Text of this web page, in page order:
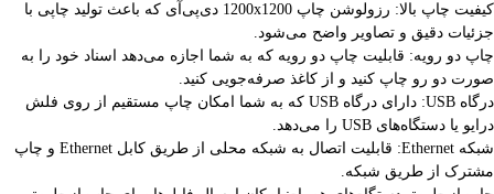
کیفیت چاپ بالا: رزولوشن چاپ 1200x1200 دی‌پی‌آی که باعث تولید چاپی با
جزئیات دقیق و تصاویر واضح می‌شود.
چاپ دو رویه: قابلیت چاپ دو رویه که به شما اجازه می‌دهد اسناد خود را به
صورت دو رو چاپ کنید و از کاغذ صرفه‌جویی کنید.
درگاه USB: دارای درگاه USB که به شما امکان چاپ مستقیم از روی فلش
درایو یا دستگاه‌های USB را می‌دهد.
شبکه Ethernet: قابلیت اتصال به شبکه محلی از طریق کابل Ethernet و چاپ
مشترک از طریق شبکه.